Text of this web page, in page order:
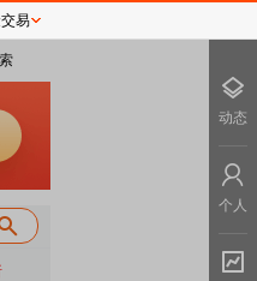
易
动态
个人